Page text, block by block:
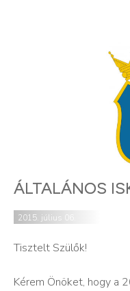
ÁLTALÁNOS
2015. július 06.
Tisztelt Szülők!
Kérem Önöket, hogy a